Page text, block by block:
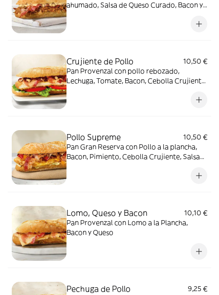
ahumado, Salsa de Queso Curado, Bacon y
Crujiente de Pollo
10,50 €
Pan Provenzal con pollo rebozado,
Lechuga, Tomate, Bacon, Cebolla Crujiente,
Pollo Supreme
10,50 €
Pan Gran Reserva con Pollo a la plancha,
Bacon, Pimiento, Cebolla Crujiente, Salsa
Lomo, Queso y Bacon
10,10 €
Pan Provenzal con Lomo a la Plancha,
Bacon y Queso
Pechuga de Pollo
9,25 €